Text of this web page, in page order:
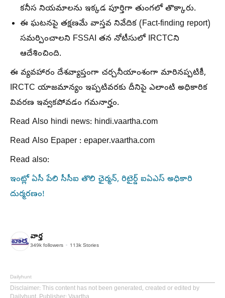
కనీస నియమాలను ఇక్కడ పూర్తిగా తుంగలో తొక్కారు.
ఈ ఘటనపై తక్షణమే వాస్తవ నివేదిక (Fact-finding report)
సమర్పించాలని FSSAI తన నోటీసులో IRCTCని
ఆదేశించింది.
ఈ వ్యవహారం దేశవ్యాప్తంగా చర్చనీయాంశంగా మారినప్పటికీ,
IRCTC యాజమాన్యం ఇప్పటివరకు దీనిపై ఎలాంటి అధికారిక
వివరణ ఇవ్వకపోవడం గమనార్హం.
Read Also hindi news: hindi.vaartha.com
Read Also Epaper : epaper.vaartha.com
Read also:
ఇంట్లో ఏసీ పేలి సీసీఐ తొలి ఛైర్మన్, రిటైర్డ్ ఐఏఎస్ అధికారి
దుర్మరణం!
వార్త
349k followers 113k Stories
Dailyhunt
Disclaimer: This content has not been generated, created or edited by